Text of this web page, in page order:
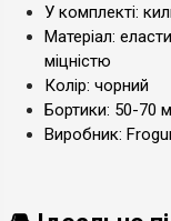
У комплекті:
Матеріал:
міцністю
Колір: чорний
Бортики: 50-70
Виробник: